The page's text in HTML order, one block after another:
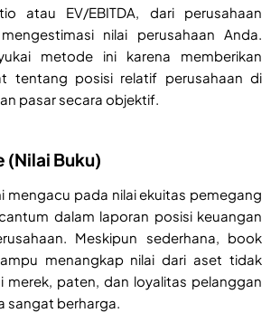
atau EV/EBITDA, dari perusahaan
nilai perusahaan Anda.
metode ini karena memberikan
tentang posisi relatif perusahaan di
pasar secara objektif.
(Nilai Buku)
mengacu pada nilai ekuitas pemegang
dalam laporan posisi keuangan
Meskipun sederhana, book
menangkap nilai dari aset tidak
merek, paten, dan loyalitas pelanggan
sangat berharga.